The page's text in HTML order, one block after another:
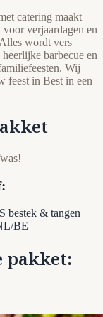
catering maakt
verjaardagen en
wordt vers
barbecue en
Wij
feest in Best in een
bestek & tangen
BE
pakket: